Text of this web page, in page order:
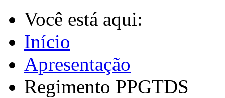
Você está aqui:
Início
Apresentação
Regimento PPGTDS